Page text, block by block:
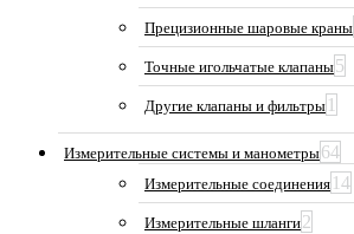
Прецизионные шаровые краны
Точные игольчатые клапаны5
Другие клапаны и фильтры 1
Измерительные системы и манометры64
Измерительные соединения 14
Измерительные шланги2